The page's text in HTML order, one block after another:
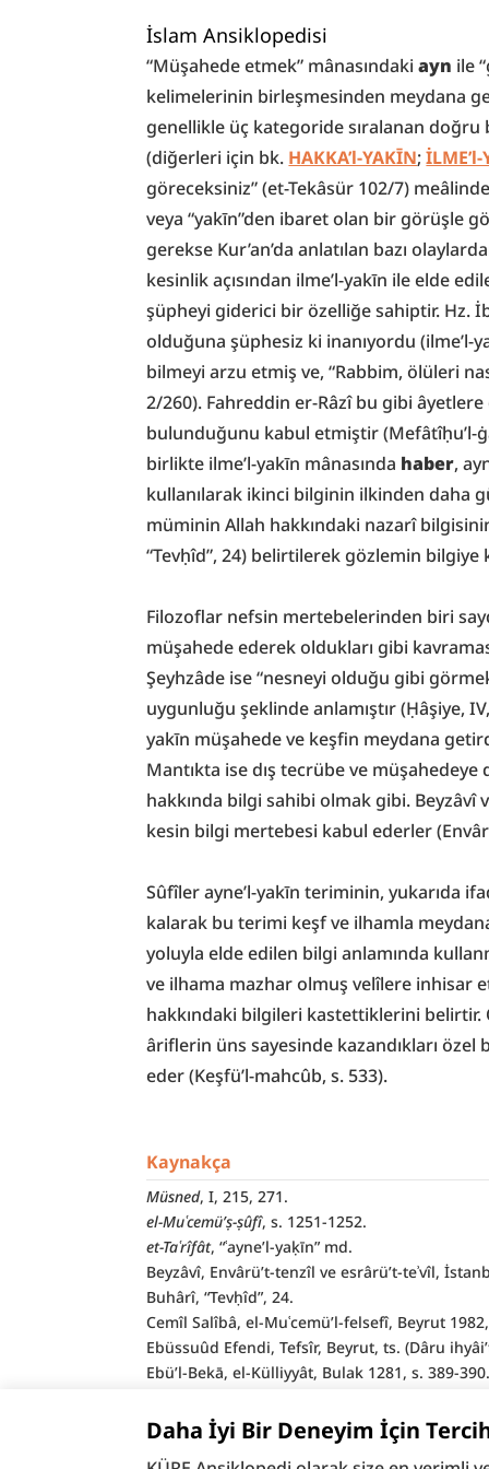
Daha İyi Bir Deneyim İçin
İslam Ansiklopedisi
“Müşahede etmek” mânasındaki ayn ile
kelimelerinin birleşmesinden meydana
genellikle üç kategoride sıralanan doğru
(diğerleri için bk. HAKKA’l-YAKĪN;
göreceksiniz” (et-Tekâsür 102/7)
veya “yakīn”den ibaret olan bir görüşle
gerekse Kur’an’da anlatılan bazı
kesinlik açısından ilme’l-yakīn ile elde
şüpheyi giderici bir özelliğe sahiptir. Hz.
olduğuna şüphesiz ki inanıyordu (ilme’l-
bilmeyi arzu etmiş ve, “Rabbim, ölüleri
2/260). Fahreddin er-Râzî bu gibi
bulunduğunu kabul etmiştir (Mefâtîḥu’l-
birlikte ilme’l-yakīn mânasında haber,
kullanılarak ikinci bilginin ilkinden daha
müminin Allah hakkındaki nazarî
“Tevḥîd”, 24) belirtilerek gözlemin bilgiye
Filozoflar nefsin mertebelerinden biri
müşahede ederek oldukları gibi
Şeyhzâde ise “nesneyi olduğu gibi
uygunluğu şeklinde anlamıştır (Ḥâşiye,
yakīn müşahede ve keşfin meydana
Mantıkta ise dış tecrübe ve
hakkında bilgi sahibi olmak gibi. Beyzâvî
kesin bilgi mertebesi kabul ederler
Sûfîler ayne’l-yakīn teriminin, yukarıda
kalarak bu terimi keşf ve ilhamla
yoluyla elde edilen bilgi anlamında
ve ilhama mazhar olmuş velîlere inhisar
hakkındaki bilgileri kastettiklerini belirtir.
âriflerin üns sayesinde kazandıkları
eder (Keşfü’l-mahcûb, s. 533).
Kaynakça
Müsned, I, 215, 271.
el-Muʿcemü’ṣ-ṣûfî, s. 1251-1252.
et-Taʿrîfât, “ʿayne’l-yaḳīn” md.
Beyzâvî, Envârü’t-tenzîl ve esrârü’t-teʾvîl,
Buhârî, “Tevḥîd”, 24.
Cemîl Salîbâ, el-Muʿcemü’l-felsefî, Beyrut
Ebüssuûd Efendi, Tefsîr, Beyrut, ts. (Dâru
Ebü’l-Bekā, el-Külliyyât, Bulak 1281, s. 389-390.
Fahreddin er-Râzî, Mefâtîḥu’l-ġayb, VII, 37, 40;
Keşfü’l-mahcûb
(Uludağ), s. 533.